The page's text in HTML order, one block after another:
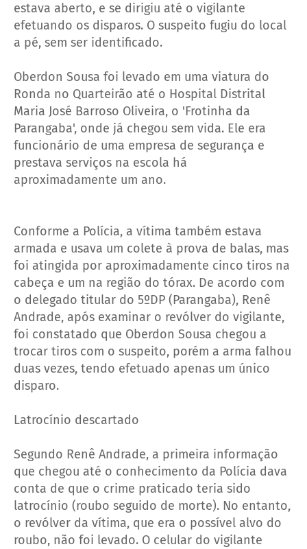
estava aberto, e se dirigiu até o vigilante
efetuando os disparos. O suspeito fugiu do local
a pé, sem ser identificado.
Oberdon Sousa foi levado em uma viatura do
Ronda no Quarteirão até o Hospital Distrital
Maria José Barroso Oliveira, o 'Frotinha da
Parangaba', onde já chegou sem vida. Ele era
funcionário de uma empresa de segurança e
prestava serviços na escola há
aproximadamente um ano.
Conforme a Polícia, a vítima também estava
armada e usava um colete à prova de balas, mas
foi atingida por aproximadamente cinco tiros na
cabeça e um na região do tórax. De acordo com
o delegado titular do 5ºDP (Parangaba), Renê
Andrade, após examinar o revólver do vigilante,
foi constatado que Oberdon Sousa chegou a
trocar tiros com o suspeito, porém a arma falhou
duas vezes, tendo efetuado apenas um único
disparo.
Latrocínio descartado
Segundo Renê Andrade, a primeira informação
que chegou até o conhecimento da Polícia dava
conta de que o crime praticado teria sido
latrocínio (roubo seguido de morte). No entanto,
o revólver da vítima, que era o possível alvo do
roubo, não foi levado. O celular do vigilante